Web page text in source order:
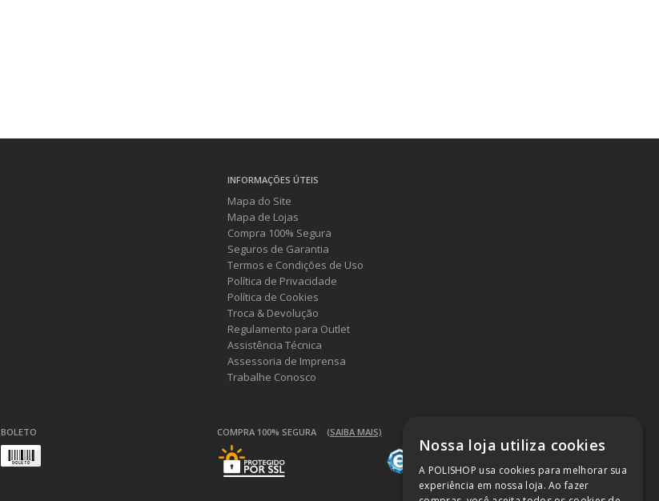
INFORMAÇÕES ÚTEIS
Mapa do Site
Mapa de Lojas
Compra 100% Segura
Seguros de Garantia
Termos e Condições de Uso
Política de Privacidade
Política de Cookies
Troca & Devolução
Regulamento para Outlet
Assistência Técnica
Assessoria de Imprensa
Trabalhe Conosco
BOLETO COMPRA 100% SEGURA (SAIBA MAIS)
Nossa loja utiliza cookies
A POLISHOP usa cookies para melhorar sua
experiência em nossa loja. Ao fazer